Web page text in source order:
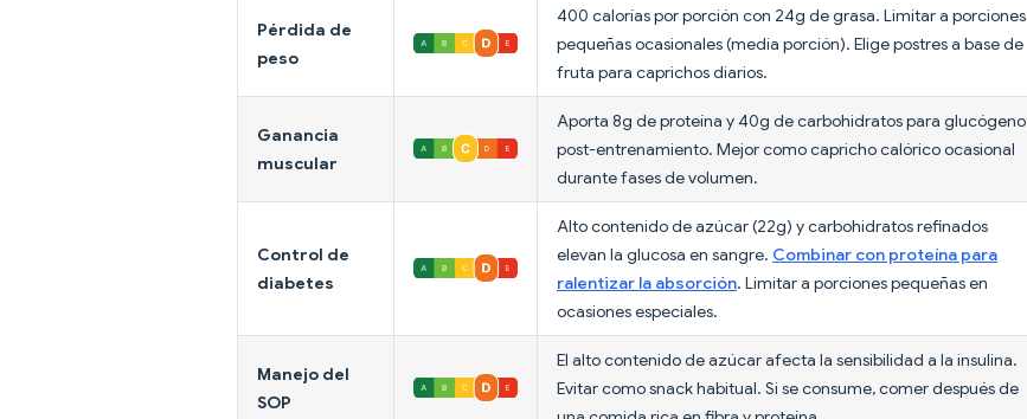
Pérdida de
peso
400 calorías por porción con 24g de grasa. Limitar a porciones
pequeñas ocasionales (media porción). Elige postres a base de
fruta para caprichos diarios.
Ganancia
muscular
Aporta 8g de proteína y 40g de carbohidratos para glucógeno
post-entrenamiento. Mejor como capricho calórico ocasional
durante fases de volumen.
Control de
diabetes
Alto contenido de azúcar (22g) y carbohidratos refinados
elevan la glucosa en sangre. Combinar con proteína para
ralentizar la absorción. Limitar a porciones pequeñas en
ocasiones especiales.
Manejo del
SOP
El alto contenido de azúcar afecta la sensibilidad a la insulina.
Evitar como snack habitual. Si se consume, comer después de